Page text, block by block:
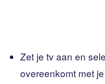
Zet je tv aan en
overeenkomt met